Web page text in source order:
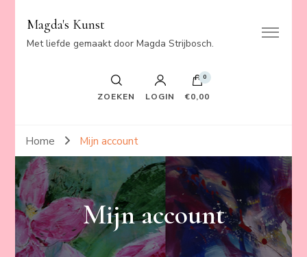
Magda's Kunst
Met liefde gemaakt door Magda Strijbosch.
ZOEKEN LOGIN
0
€0,00
Home Mijn account
Mijn account